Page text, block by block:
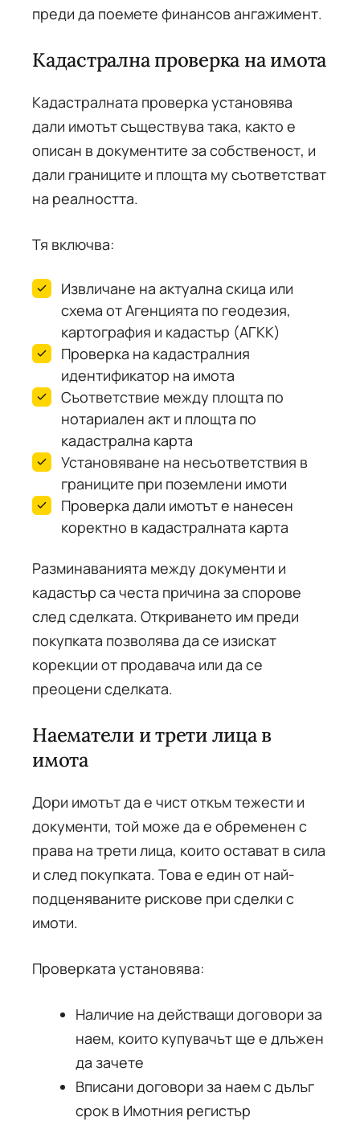
преди да поемете финансов ангажимент.
Кадастрална проверка на имота
Кадастралната проверка установява
дали имотът съществува така, както е
описан в документите за собственост, и
дали границите и площта му съответстват
на реалността.
Тя включва:
Извличане на актуална скица или
схема от Агенцията по геодезия,
картография и кадастър (АГКК)
Проверка на кадастралния
идентификатор на имота
Съответствие между площта по
нотариален акт и площта по
кадастрална карта
Установяване на несъответствия в
границите при поземлени имоти
Проверка дали имотът е нанесен
коректно в кадастралната карта
Разминаванията между документи и
кадастър са честа причина за спорове
след сделката. Откриването им преди
покупката позволява да се изискат
корекции от продавача или да се
преоцени сделката.
Наематели и трети лица в
имота
Дори имотът да е чист откъм тежести и
документи, той може да е обременен с
права на трети лица, които остават в сила
и след покупката. Това е един от най-
подценяваните рискове при сделки с
имоти.
Проверката установява:
Наличие на действащи договори за
наем, които купувачът ще е длъжен
да зачете
Вписани договори за наем с дълъг
срок в Имотния регистър